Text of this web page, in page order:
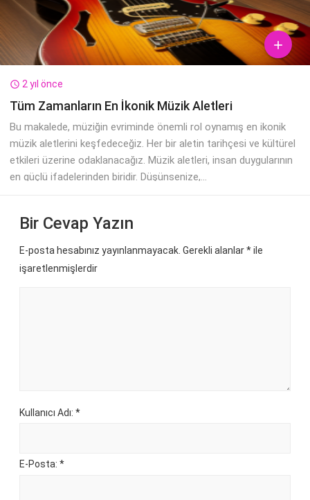

 2 yıl önce
Tüm Zamanların En İkonik Müzik Aletleri
Bu makalede, müziğin evriminde önemli rol oynamış en ikonik
müzik aletlerini keşfedeceğiz. Her bir aletin tarihçesi ve kültürel
etkileri üzerine odaklanacağız. Müzik aletleri, insan duygularının
en güçlü ifadelerinden biridir. Düşünsenize,...
Bir Cevap Yazın
E-posta hesabınız yayınlanmayacak. Gerekli alanlar*ile
işaretlenmişlerdir
Kullanıcı Adı: *
E-Posta: *